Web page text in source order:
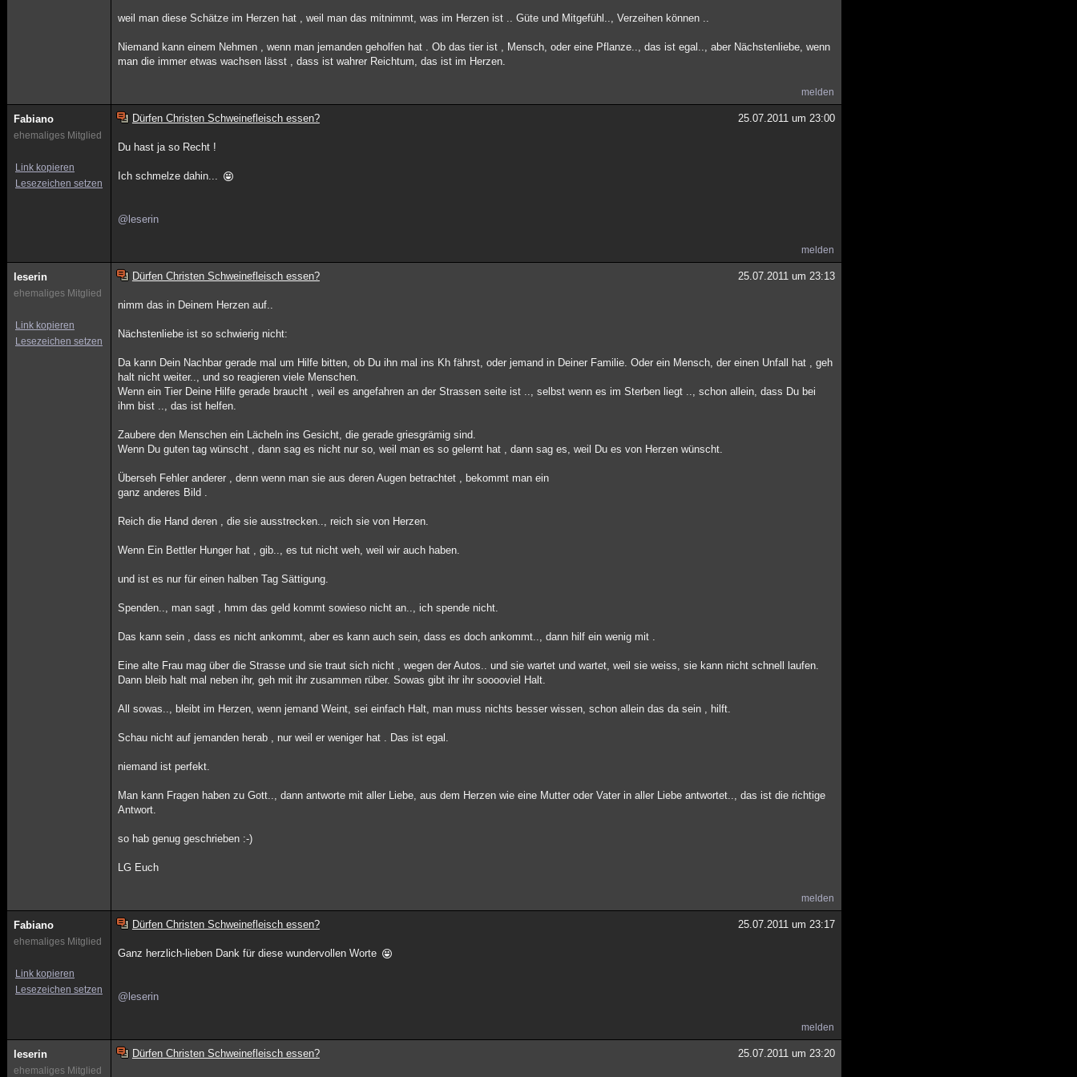
weil man diese Schätze im Herzen hat , weil man das mitnimmt, was im Herzen ist .. Güte und Mitgefühl.., Verzeihen können ..
Niemand kann einem Nehmen , wenn man jemanden geholfen hat . Ob das tier ist , Mensch, oder eine Pflanze.., das ist egal.., aber Nächstenliebe, wenn
man die immer etwas wachsen lässt , dass ist wahrer Reichtum, das ist im Herzen.
melden
Fabiano
ehemaliges Mitglied
Link kopieren
Lesezeichen setzen
Dürfen Christen Schweinefleisch essen? 25.07.2011 um 23:00
Du hast ja so Recht !
Ich schmelze dahin...
@leserin
melden
leserin
ehemaliges Mitglied
Link kopieren
Lesezeichen setzen
Dürfen Christen Schweinefleisch essen? 25.07.2011 um 23:13
nimm das in Deinem Herzen auf..
Nächstenliebe ist so schwierig nicht:
Da kann Dein Nachbar gerade mal um Hilfe bitten, ob Du ihn mal ins Kh fährst, oder jemand in Deiner Familie. Oder ein Mensch, der einen Unfall hat , geh
halt nicht weiter.., und so reagieren viele Menschen.
Wenn ein Tier Deine Hilfe gerade braucht , weil es angefahren an der Strassen seite ist .., selbst wenn es im Sterben liegt .., schon allein, dass Du bei
ihm bist .., das ist helfen.
Zaubere den Menschen ein Lächeln ins Gesicht, die gerade griesgrämig sind.
Wenn Du guten tag wünscht , dann sag es nicht nur so, weil man es so gelernt hat , dann sag es, weil Du es von Herzen wünscht.
Überseh Fehler anderer , denn wenn man sie aus deren Augen betrachtet , bekommt man ein
ganz anderes Bild .
Reich die Hand deren , die sie ausstrecken.., reich sie von Herzen.
Wenn Ein Bettler Hunger hat , gib.., es tut nicht weh, weil wir auch haben.
und ist es nur für einen halben Tag Sättigung.
Spenden.., man sagt , hmm das geld kommt sowieso nicht an.., ich spende nicht.
Das kann sein , dass es nicht ankommt, aber es kann auch sein, dass es doch ankommt.., dann hilf ein wenig mit .
Eine alte Frau mag über die Strasse und sie traut sich nicht , wegen der Autos.. und sie wartet und wartet, weil sie weiss, sie kann nicht schnell laufen.
Dann bleib halt mal neben ihr, geh mit ihr zusammen rüber. Sowas gibt ihr ihr sooooviel Halt.
All sowas.., bleibt im Herzen, wenn jemand Weint, sei einfach Halt, man muss nichts besser wissen, schon allein das da sein , hilft.
Schau nicht auf jemanden herab , nur weil er weniger hat . Das ist egal.
niemand ist perfekt.
Man kann Fragen haben zu Gott.., dann antworte mit aller Liebe, aus dem Herzen wie eine Mutter oder Vater in aller Liebe antwortet.., das ist die richtige
Antwort.
so hab genug geschrieben :-)
LG Euch
melden
Fabiano
ehemaliges Mitglied
Link kopieren
Lesezeichen setzen
Dürfen Christen Schweinefleisch essen? 25.07.2011 um 23:17
Ganz herzlich-lieben Dank für diese wundervollen Worte
@leserin
melden
leserin
ehemaliges Mitglied
Dürfen Christen Schweinefleisch essen? 25.07.2011 um 23:20